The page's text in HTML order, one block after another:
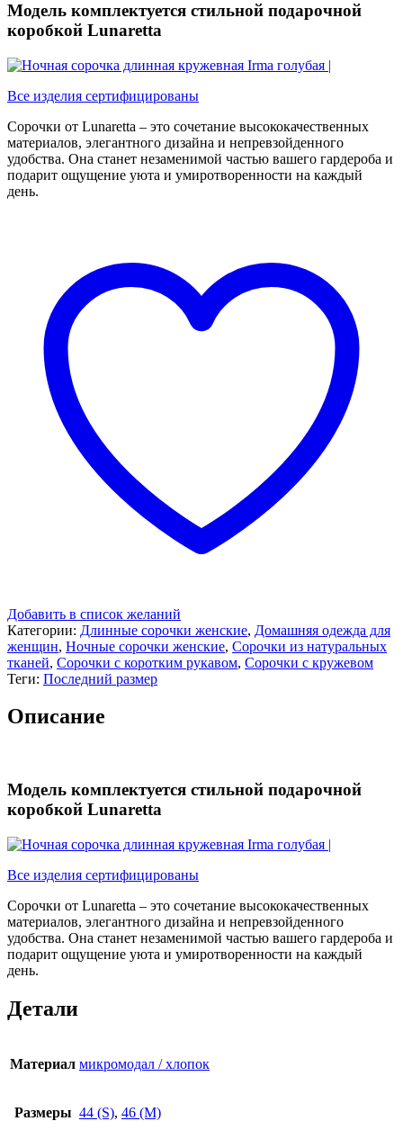
Модель комплектуется стильной подарочной
коробкой Lunaretta
Все изделия сертифицированы
Сорочки от Lunaretta – это сочетание высококачественных
материалов, элегантного дизайна и непревзойденного
удобства. Она станет незаменимой частью вашего гардероба и
подарит ощущение уюта и умиротворенности на каждый
день.
Добавить в список желаний
Категории: Длинные сорочки женские, Домашняя одежда для
женщин, Ночные сорочки женские, Сорочки из натуральных
тканей, Сорочки с коротким рукавом, Сорочки с кружевом
Теги: Последний размер
Описание
Модель комплектуется стильной подарочной
коробкой Lunaretta
Все изделия сертифицированы
Сорочки от Lunaretta – это сочетание высококачественных
материалов, элегантного дизайна и непревзойденного
удобства. Она станет незаменимой частью вашего гардероба и
подарит ощущение уюта и умиротворенности на каждый
день.
Детали
Материал микромодал / хлопок
Размеры 44 (S), 46 (M)